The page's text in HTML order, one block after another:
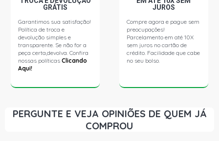
GRÁTIS
Garantimos sua satisfação!
Política de troca e
devolução simples e
transparente. Se não for a
peça certa,devolva. Confira
nossas políticasClicando
Aqui!
JUROS
Compre agora e pague sem
preocupações!
Parcelamento em até 10X
sem juros no cartão de
crédito. Facilidade que cabe
no seu bolso.
PERGUNTE E VEJA OPINIÕES DE QUEM JÁ
COMPROU